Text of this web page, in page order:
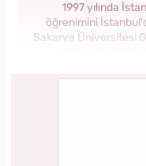
1997 yılında
öğrenimini
Sakarya Üniversitesi
2018 yılında
Grubu bünyesinde